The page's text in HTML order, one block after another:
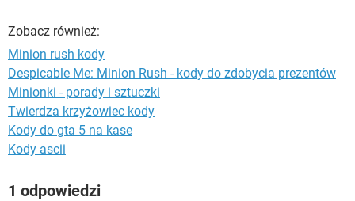
Zobacz również:
Minion rush kody
Despicable Me: Minion Rush - kody do zdobycia prezentów
Minionki - porady i sztuczki
Twierdza krzyżowiec kody
Kody do gta 5 na kase
Kody ascii
1 odpowiedzi